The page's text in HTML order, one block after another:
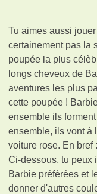
Tu aimes aussi
certainement pas la
poupée la plus
longs cheveux de
aventures les plus
cette poupée !
ensemble ils
ensemble, ils vont à
voiture rose. En bref
Ci-dessous, tu peux
Barbie préférées et
donner d'autres